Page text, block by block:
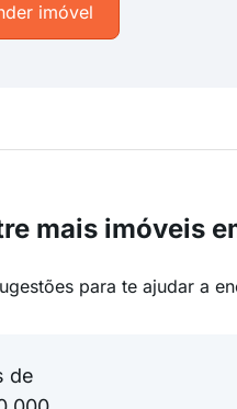
imóvel
mais imóveis
para te ajudar a
de